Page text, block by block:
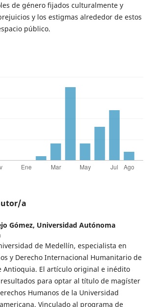
de género fijados culturalmente y
y los estigmas alrededor de estos
público.
a
Gómez, Universidad Autónoma
de Medellín, especialista en
y Derecho Internacional Humanitario de
Antioquia. El artículo original e inédito
para optar al título de magíster
Humanos de la Universidad
Vinculado al programa de